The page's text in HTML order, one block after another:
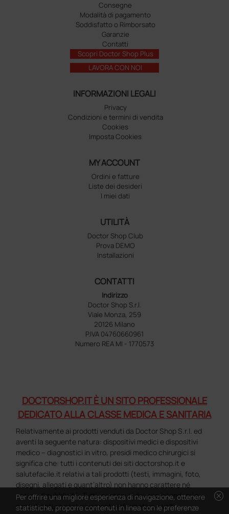
Consegne
Modalità di pagamento
Soddisfatto o Rimborsato
Garanzie
Contatti
Scopri Doctor Shop Plus
LAVORA CON NOI
INFORMAZIONI LEGALI
Privacy
Condizioni e termini di vendita
Cookies
Imposta Cookies
MY ACCOUNT
Ordini e fatture
Liste dei desideri
I miei dati
UTILITÀ
Doctor Shop Club
Prova DEMO
Installazioni
CONTATTI
Indirizzo
Doctor Shop S.r.l.
Viale Monza, 259
20126 Milano
P.IVA 04760660961
Numero REA MI - 1770573
DOCTORSHOP.IT È UN SITO PROFESSIONALE
DEDICATO ALLA CLASSE MEDICA E SANITARIA
Relativamente ai prodotti venduti da Doctor Shop S.r.l. ed
aventi la seguente natura: dispositivi medici e dispositivi
medico – diagnostici in vitro, presidi medico chirurgici si
significa che: tutti i contenuti dei siti doctorshop.it e
salutefacile.it relativi a tali prodotti (testi, immagini, foto,
disegni, allegati e quant’altro) non hanno carattere né
natura di pubblicità. Tutti i contenuti devono intendersi e
sono di natura esclusivamente informativa e volti
cancel
Per offrire una migliore esperienza di navigazione, ottenere
statistiche, proporre contenuti in linea con le preferenze